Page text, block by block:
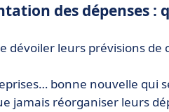
des dépenses :
dévoiler leurs prévisions de
bonne nouvelle qui
jamais réorganiser leurs